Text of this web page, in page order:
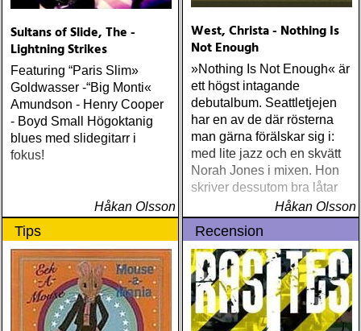
Sultans of Slide, The -
Lightning Strikes
Featuring “Paris Slim»
Goldwasser -“Big Monti«
Amundson - Henry Cooper
- Boyd Small Högoktanig
blues med slidegitarr i
fokus!
Håkan Olsson
West, Christa - Nothing Is
Not Enough
»Nothing Is Not Enough« är
ett högst intagande
debutalbum. Seattletjejen
har en av de där rösterna
man gärna förälskar sig i:
med lite jazz och en skvätt
Norah Jones i mixen. Hon
skriver dessutom bra låtar
Håkan Olsson
Tips Recension